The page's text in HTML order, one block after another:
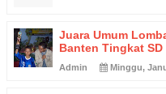
Juara Umum
Banten Tingkat SD
Admin Minggu,